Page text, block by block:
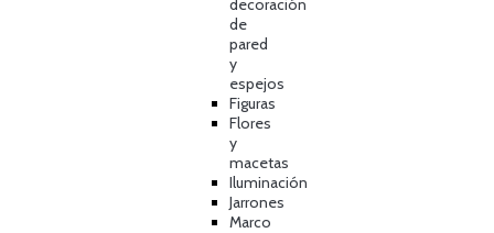
decoración
de
pared
y
espejos
Figuras
Flores
y
macetas
Iluminación
Jarrones
Marco